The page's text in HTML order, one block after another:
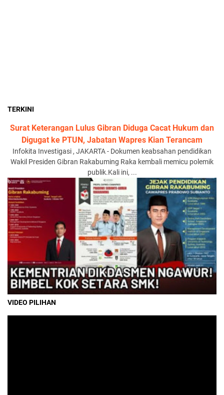
TERKINI
Surat Keterangan Lulus Gibran Diduga Cacat Hukum dan
Digugat ke PTUN, Jabatan Wapres Kian Terancam
Infokita Investigasi , JAKARTA - Dokumen keabsahan pendidikan
Wakil Presiden Gibran Rakabuming Raka kembali memicu polemik
publik.Kali ini, ...
VIDEO PILIHAN